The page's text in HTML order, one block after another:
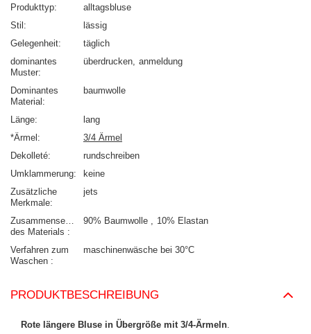
Produkttyp
alltagsbluse
Stil
lässig
Gelegenheit
täglich
dominantes
Muster
überdrucken anmeldung
Dominantes
Material
baumwolle
Länge
lang
*Ärmel
3/4 Ärmel
Dekolleté
rundschreiben
Umklammerung
keine
Zusätzliche
Merkmale
jets
Zusammensetzung
des Materials
90% Baumwolle 10% Elastan
Verfahren zum
Waschen
maschinenwäsche bei 30°C
PRODUKTBESCHREIBUNG
Rote längere Bluse in Übergröße mit 3/4-Ärmeln.